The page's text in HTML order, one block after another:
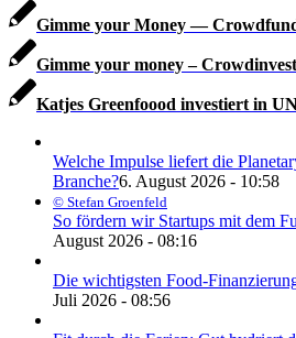
Gimme your Money —
Gimme your money –
Katjes Greenfoood investiert in
Welche Impulse liefert die
Branche?6. August 2026 - 10:58
© Stefan Groenfeld
So fördern wir Startups mit dem
August 2026 - 08:16
Die wichtigsten Food-
Juli 2026 - 08:56